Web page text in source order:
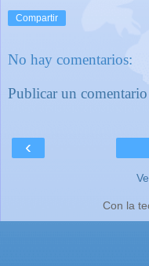
Compartir
No hay comentarios:
Publicar un comentario
‹
Con la